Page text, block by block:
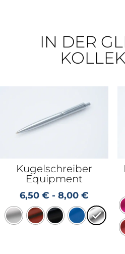
IN DER
Kugelschreiber
Equipment
6,50€ -8,00€